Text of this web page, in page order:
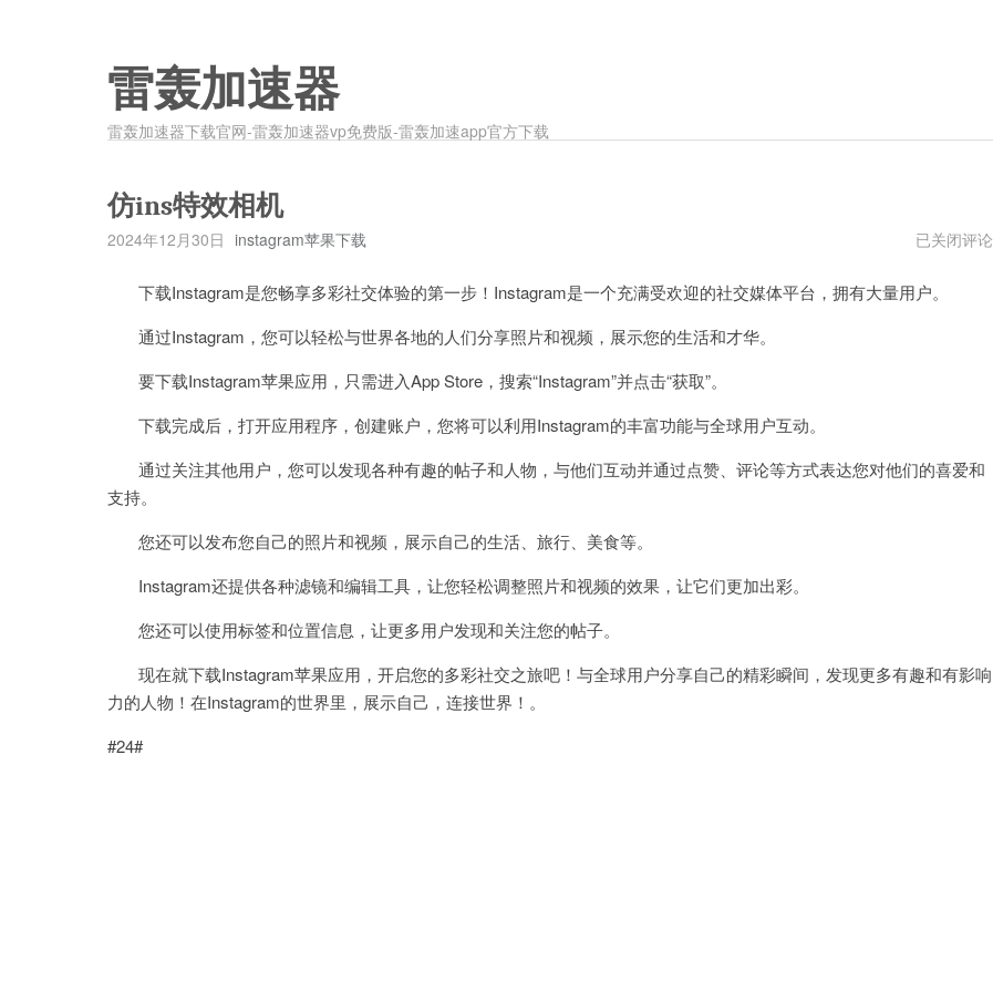
雷轰加速器
雷轰加速器下载官网-雷轰加速器vp免费版-雷轰加速app官方下载
仿ins特效相机
2024年12月30日 instagram苹果下载
仿
效
已关闭评论
下载Instagram是您畅享多彩社交体验的第一步！Instagram是一个充满受欢迎的社交媒体平台，拥有大量用户。
通过Instagram，您可以轻松与世界各地的人们分享照片和视频，展示您的生活和才华。
要下载Instagram苹果应用，只需进入App Store，搜索“Instagram”并点击“获取”。
下载完成后，打开应用程序，创建账户，您将可以利用Instagram的丰富功能与全球用户互动。
通过关注其他用户，您可以发现各种有趣的帖子和人物，与他们互动并通过点赞、评论等方式表达您对他们的喜爱和
支持。
您还可以发布您自己的照片和视频，展示自己的生活、旅行、美食等。
Instagram还提供各种滤镜和编辑工具，让您轻松调整照片和视频的效果，让它们更加出彩。
您还可以使用标签和位置信息，让更多用户发现和关注您的帖子。
现在就下载Instagram苹果应用，开启您的多彩社交之旅吧！与全球用户分享自己的精彩瞬间，发现更多有趣和有影响
力的人物！在Instagram的世界里，展示自己，连接世界！。
#24#